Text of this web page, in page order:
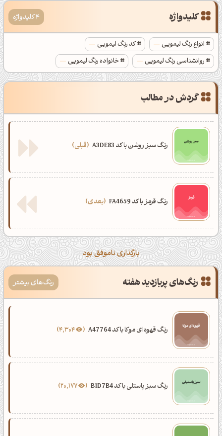
کلیدواژه 4 کلیدواژه
انواع رنگ لیمویی
کد رنگ لیمویی
روانشناسی رنگ لیمویی
خانواده رنگ لیمویی
گردش در مطالب
رنگ سبز روشن با کد A3DE83 قبلی
رنگ قرمز با کد FA4659 بعدی
بارگذاری ناموفق بود
رنگ‌های پربازدید هفته رنگ‌های بیشتر
رنگ قهوه‌ای موکا با کد A47764 4,304
رنگ سبز پاستلی با کد B1D7B4 20,177